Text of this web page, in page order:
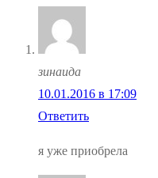
зинаида
10.01.2016 в 17:09
Ответить
я уже приобрела